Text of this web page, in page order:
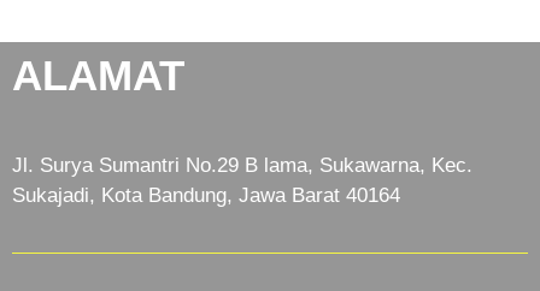
ALAMAT
Jl. Surya Sumantri No.29 B lama, Sukawarna, Kec.
Sukajadi, Kota Bandung, Jawa Barat 40164